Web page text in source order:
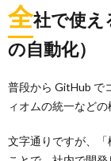
全社で使え
の自動化）
普段から GitHub で
ィオムの統一など
文字通りですが、